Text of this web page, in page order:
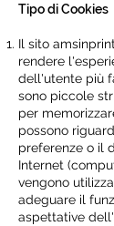
Tipo di Cookies
Il sito
rendere
dell'utente più
sono piccole
per
possono
preferenze o il
Internet
vengono
adeguare il
aspettative